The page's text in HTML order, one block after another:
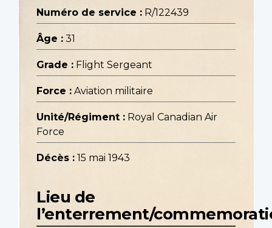
Numéro de service : R/122439
Âge : 31
Grade : Flight Sergeant
Force : Aviation militaire
Unité/Régiment : Royal Canadian Air
Force
Décès : 15 mai 1943
Lieu de
l’enterrement/